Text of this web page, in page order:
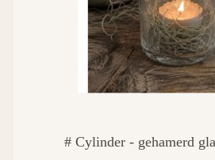
# Cylinder - gehamerd